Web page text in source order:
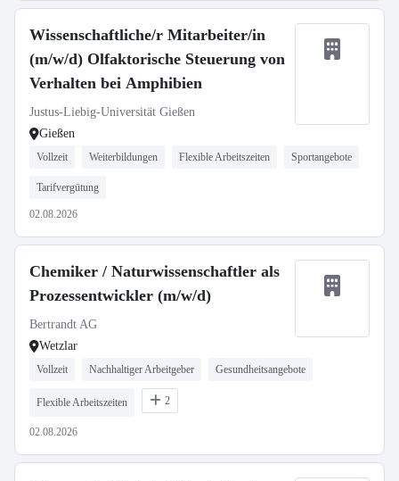
Wissenschaftliche/r Mitarbeiter/in
(m/w/d) Olfaktorische Steuerung von
Verhalten bei Amphibien
Justus-Liebig-Universität Gießen
Gießen
Vollzeit Weiterbildungen Flexible Arbeitszeiten Sportangebote
Tarifvergütung
02.08.2026
Chemiker / Naturwissenschaftler als
Prozessentwickler (m/w/d)
Bertrandt AG
Wetzlar
Vollzeit Nachhaltiger Arbeitgeber Gesundheitsangebote
Flexible Arbeitszeiten 2
02.08.2026